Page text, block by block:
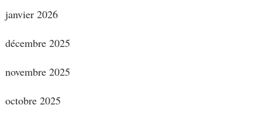
janvier 2026
décembre 2025
novembre 2025
octobre 2025